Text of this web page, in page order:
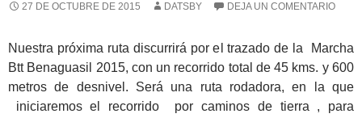
27 DE OCTUBRE DE 2015 DATSBY DEJA UN COMENTARIO
Nuestra próxima ruta discurrirá por el trazado de la Marcha
Btt Benaguasil 2015, con un recorrido total de 45 kms. y 600
metros de desnivel. Será una ruta rodadora, en la que
iniciaremos el recorrido por caminos de tierra , para